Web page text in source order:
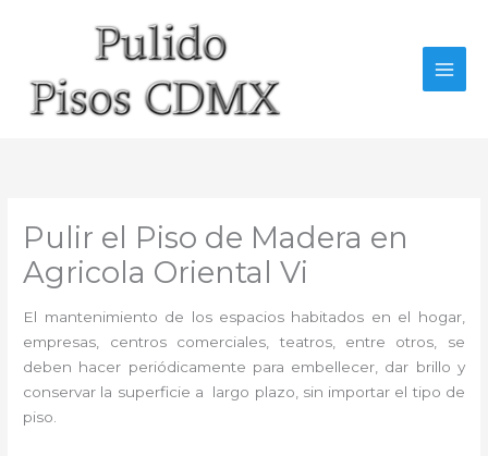
Pulir el Piso de Madera en
Agricola Oriental Vi
El mantenimiento de los espacios habitados en el hogar,
empresas, centros comerciales, teatros, entre otros, se
deben hacer periódicamente para embellecer, dar brillo y
conservar la superficie a largo plazo, sin importar el tipo de
piso.